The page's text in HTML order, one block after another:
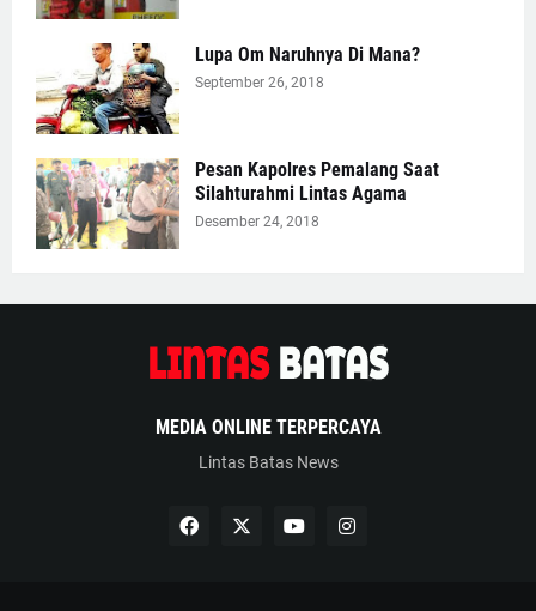
Lupa Om Naruhnya Di Mana?
September 26, 2018
Pesan Kapolres Pemalang Saat
Silahturahmi Lintas Agama
Desember 24, 2018
MEDIA ONLINE TERPERCAYA
Lintas Batas News